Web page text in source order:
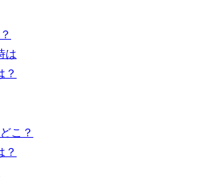
は
？
こ？
？